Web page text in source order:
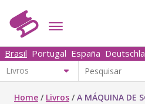
Brasil Portugal España
Home / Livros /A MÁQUINA DE